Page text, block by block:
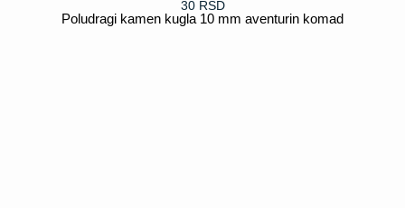
30 RSD
Poludragi kamen kugla 10 mm aventurin komad